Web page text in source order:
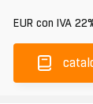
EUR con IVA